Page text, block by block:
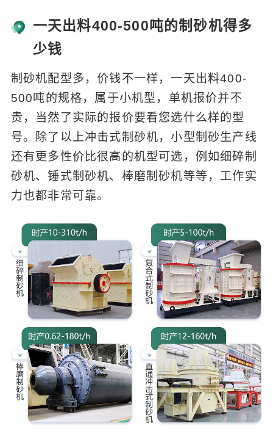
一天出料400-500吨的制砂机得多
少钱
制砂机配型多，价钱不一样，一天出料400-
500吨的规格，属于小机型，单机报价并不
贵，当然了实际的报价要看您选什么样的型
号。除了以上冲击式制砂机，小型制砂生产线
还有更多性价比很高的机型可选，例如细碎制
砂机、锤式制砂机、棒磨制砂机等等，工作实
力也都非常可靠。